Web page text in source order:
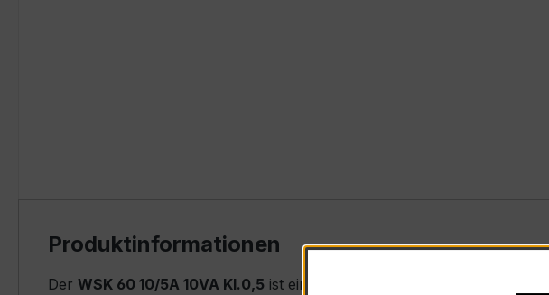
Produktinformationen
Der WSK 60 10/5A 10VA Kl.0,5 ist ein kompakter, hochpräziser